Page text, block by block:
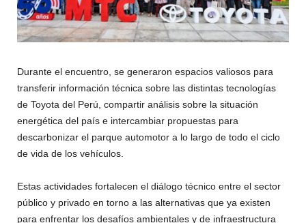
Durante el encuentro, se generaron espacios valiosos para
transferir información técnica sobre las distintas tecnologías
de Toyota del Perú, compartir análisis sobre la situación
energética del país e intercambiar propuestas para
descarbonizar el parque automotor a lo largo de todo el ciclo
de vida de los vehículos.
Estas actividades fortalecen el diálogo técnico entre el sector
público y privado en torno a las alternativas que ya existen
para enfrentar los desafíos ambientales y de infraestructura